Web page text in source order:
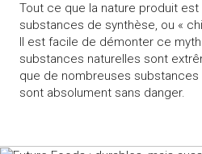
Tout ce que la nature produit est
substances de synthèse, ou «
Il est facile de démonter ce
substances naturelles sont
que de nombreuses
sont absolument sans danger.